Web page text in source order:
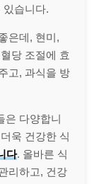
있습니다.
은데, 현미,
당 조절에 효
고, 과식을 방
은 다양합니
욱 건강한 식
다. 올바른 식
리하고, 건강